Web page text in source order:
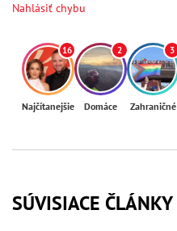
Nahlásiť chybu
16
Najčítanejšie
2
Domáce
3
Zahraničné
SÚVISIACE ČLÁNKY